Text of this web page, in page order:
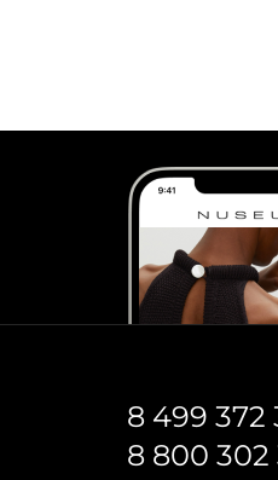
8 499 372
8 800 302